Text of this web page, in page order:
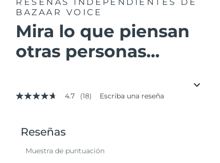
BAZAAR VOICE
Mira lo que piensan
otras personas...
4.7
valor
medio
valoración.
4.7 (18) Escriba una reseña